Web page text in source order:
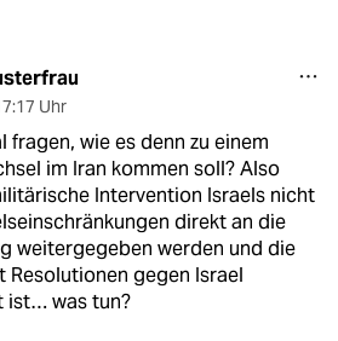
Uhr
fragen, wie es denn zu einem
im Iran kommen soll? Also
Intervention Israels nicht
direkt an die
weitergegeben werden und die
Resolutionen gegen Israel
ist… was tun?